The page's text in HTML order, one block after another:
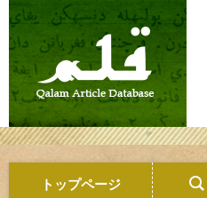
トップページ